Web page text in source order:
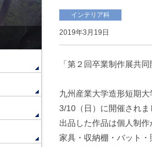
インテリア科
2019年3月19日
「第２回卒業制作展共
九州産業大学造形短期
3/10（日）に開催されま
出品した作品は個人制
家具・収納棚・バット